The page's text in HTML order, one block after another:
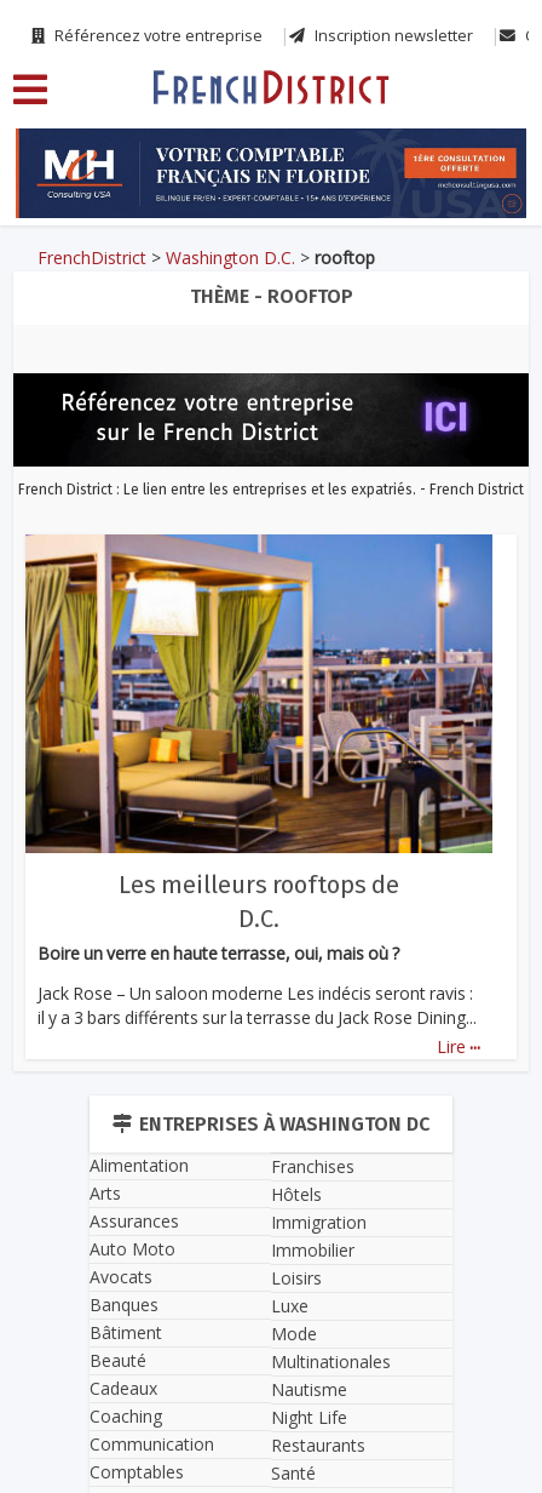
Référencez votre entreprise Inscription newsletter
FrenchDistrict >Washington D.C. >rooftop
THÈME - ROOFTOP
French District : Le lien entre les entreprises et les expatriés. - French District
Les meilleurs rooftops de
D.C.
Boire un verre en haute terrasse, oui, mais où ?
Jack Rose – Un saloon moderne Les indécis seront ravis :
il y a 3 bars différents sur la terrasse du Jack Rose Dining...
Lire ...
ENTREPRISES À WASHINGTON DC
Alimentation
Arts
Assurances
Auto Moto
Avocats
Banques
Bâtiment
Beauté
Cadeaux
Coaching
Communication
Comptables
Franchises
Hôtels
Immigration
Immobilier
Loisirs
Luxe
Mode
Multinationales
Nautisme
Night Life
Restaurants
Santé